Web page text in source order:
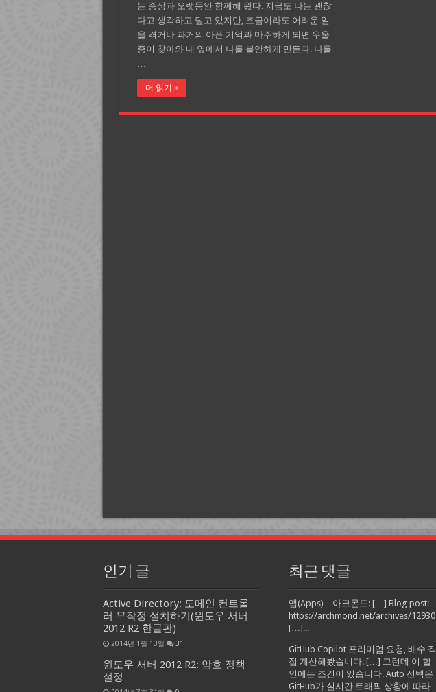
는 증상과 오랫동안 함께해 왔다. 지금도 나는 괜찮
다고 생각하고 덮고 있지만, 조금이라도 어려운 일
을 겪거나 과거의 아픈 기억과 마주하게 되면 우울
증이 찾아와 내 옆에서 나를 불안하게 만든다. 나를
…
더 읽기 »
인기 글
Active Directory: 도메인 컨트롤
러 무작정 설치하기(윈도우 서버
2012 R2 한글판)
2014년 1월 13일 31
윈도우 서버 2012 R2: 암호 정책
설정
최근 댓글
앱(Apps) – 아크몬드: […] Blog post:
https://archmond.net/archives/12930
[…]...
GitHub Copilot 프리미엄 요청, 배수 직
접 계산해봤습니다: […] 그런데 이 할
인에는 조건이 있습니다. Auto 선택은
GitHub가 실시간 트래픽 상황에 따라